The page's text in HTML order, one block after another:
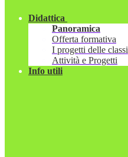
Didattica
Panoramica
Offerta formativa
I progetti delle classi
Attività e Progetti
Info utili